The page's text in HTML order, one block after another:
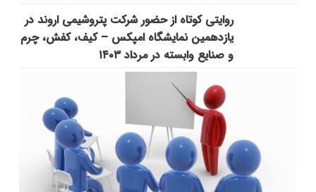
روایتی کوتاه از حضور شرکت پتروشیمی اروند در
یازدهمین نمایشگاه امپکس‌ – کیف، کفش، چرم
و صنایع وابسته در مرداد ۱۴۰۳